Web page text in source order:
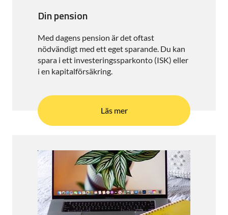
Din pension
Med dagens pension är det oftast
nödvändigt med ett eget sparande. Du kan
spara i ett investeringssparkonto (ISK) eller
i en kapitalförsäkring.
Läs mer